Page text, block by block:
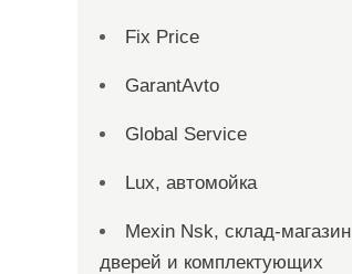
Fix Price
GarantAvto
Global Service
Lux, автомойка
Mexin Nsk, склад-магазин
дверей и комплектующих